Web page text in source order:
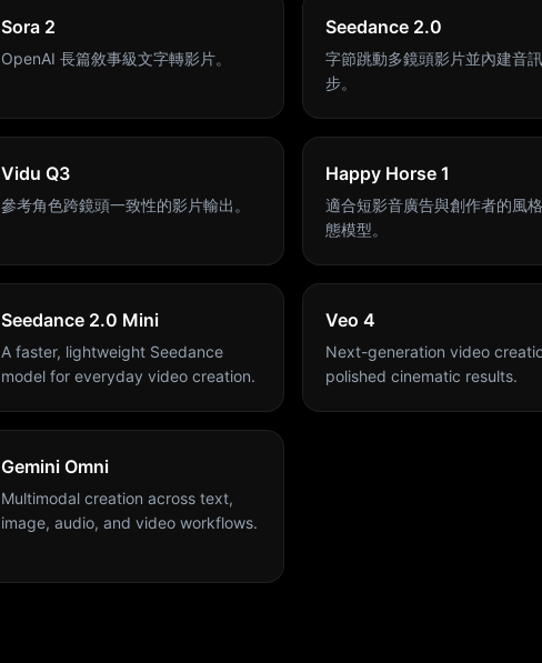
Sora 2
OpenAI 長篇敘事級文字轉影片。
Seedance 2.0
字節跳動多鏡頭影片並內建音
步。
Vidu Q3
參考角色跨鏡頭一致性的影片輸出。
Happy Horse 1
適合短影音廣告與創作者的風
態模型。
Seedance 2.0 Mini
A faster, lightweight Seedance
model for everyday video creation.
Veo 4
Next-generation video
polished cinematic results.
Gemini Omni
Multimodal creation across text,
image, audio, and video workflows.